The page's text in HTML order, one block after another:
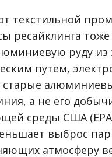
текстильной
ресайклинга
руду из
путем,
а не его
среды США
выброс
атмосферу